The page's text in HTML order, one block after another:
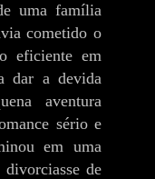
uma família
cometido o
eficiente em
dar a devida
aventura
sério e
em uma
divorciasse de